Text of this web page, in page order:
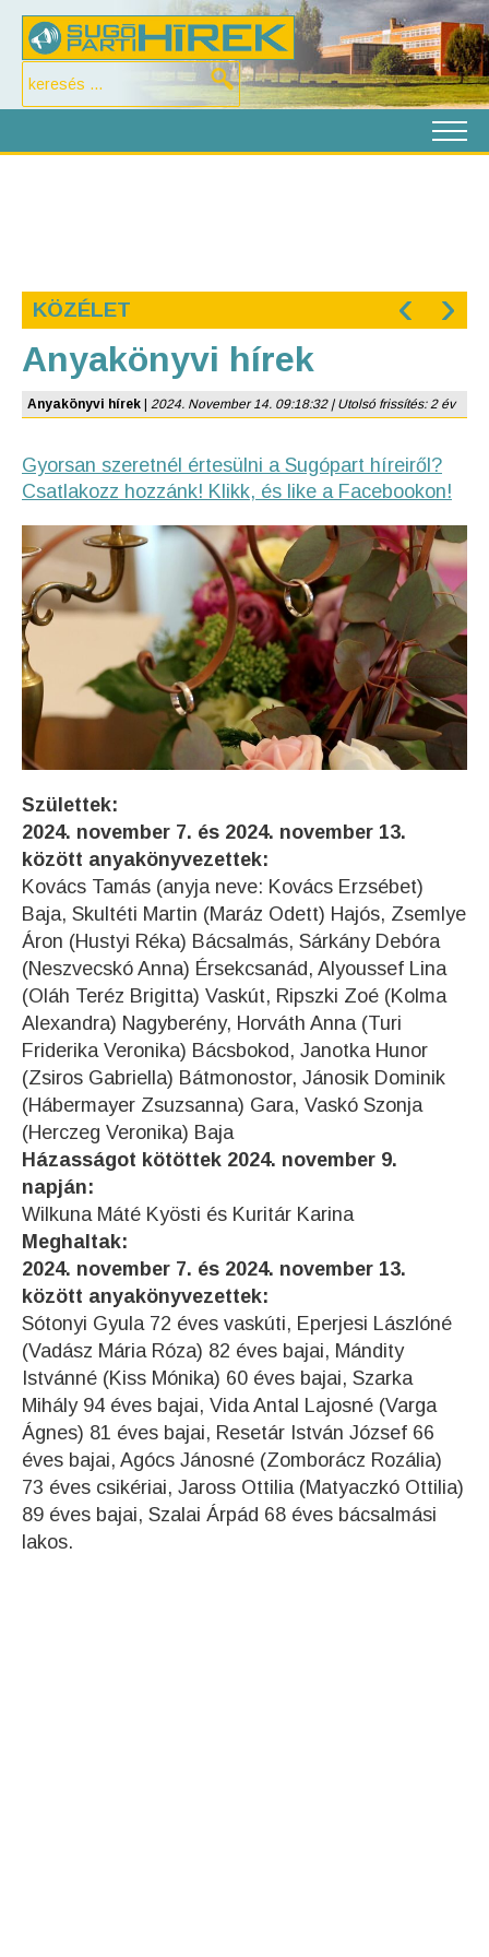
KÖZÉLET ‹ ›
Anyakönyvi hírek
Anyakönyvi hírek 2024. November 14. 09:18:32 | Utolsó frissítés: 2 év
Gyorsan szeretnél értesülni a Sugópart híreiről?
Csatlakozz hozzánk! Klikk, és like a Facebookon!
Születtek:
2024. november 7. és 2024. november 13.
között anyakönyvezettek:
Kovács Tamás (anyja neve: Kovács Erzsébet)
Baja, Skultéti Martin (Maráz Odett) Hajós, Zsemlye
Áron (Hustyi Réka) Bácsalmás, Sárkány Debóra
(Neszvecskó Anna) Érsekcsanád, Alyoussef Lina
(Oláh Teréz Brigitta) Vaskút, Ripszki Zoé (Kolma
Alexandra) Nagyberény, Horváth Anna (Turi
Friderika Veronika) Bácsbokod, Janotka Hunor
(Zsiros Gabriella) Bátmonostor, Jánosik Dominik
(Hábermayer Zsuzsanna) Gara, Vaskó Szonja
(Herczeg Veronika) Baja
Házasságot kötöttek 2024. november 9.
napján:
Wilkuna Máté Kyösti és Kuritár Karina
Meghaltak:
2024. november 7. és 2024. november 13.
között anyakönyvezettek:
Sótonyi Gyula 72 éves vaskúti, Eperjesi Lászlóné
(Vadász Mária Róza) 82 éves bajai, Mándity
Istvánné (Kiss Mónika) 60 éves bajai, Szarka
Mihály 94 éves bajai, Vida Antal Lajosné (Varga
Ágnes) 81 éves bajai, Resetár István József 66
éves bajai, Agócs Jánosné (Zomborácz Rozália)
73 éves csikériai, Jaross Ottilia (Matyaczkó Ottilia)
89 éves bajai, Szalai Árpád 68 éves bácsalmási
lakos.